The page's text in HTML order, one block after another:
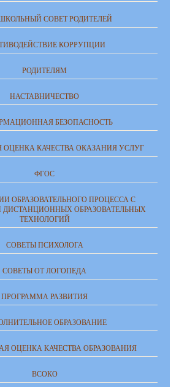
СОВЕТ РОДИТЕЛЕЙ
КОРРУПЦИИ
РОДИТЕЛЯМ
НАСТАВНИЧЕСТВО
БЕЗОПАСНОСТЬ
КАЧЕСТВА ОКАЗАНИЯ УСЛУГ
ФГОС
ОБРАЗОВАТЕЛЬНОГО ПРОЦЕССА С
ОБРАЗОВАТЕЛЬНЫХ
ТЕХНОЛОГИЙ
СОВЕТЫ ПСИХОЛОГА
СОВЕТЫ ОТ ЛОГОПЕДА
ПРОГРАММА РАЗВИТИЯ
ОБРАЗОВАНИЕ
ОЦЕНКА КАЧЕСТВА ОБРАЗОВАНИЯ
ВСОКО